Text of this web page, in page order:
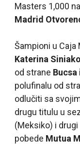
Masters 1,000
Madrid
Šampioni u Caja
Katerina
od strane
polufinalu od
odlučiti sa
drugu titulu u
(Meksiko) i
pobede Mutua